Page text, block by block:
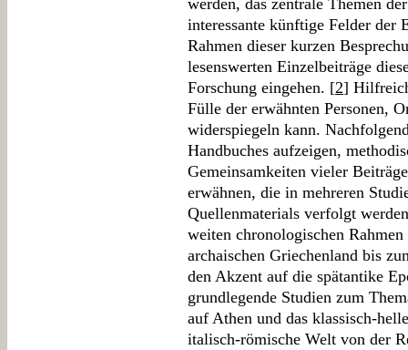
werden, das zentrale Themen
interessante künftige Felder
Rahmen dieser kurzen
lesenswerten Einzelbeiträge
Forschung eingehen. [2]
Fülle der erwähnten Personen,
widerspiegeln kann.
Handbuches aufzeigen,
Gemeinsamkeiten vieler
erwähnen, die in mehreren
Quellenmaterials verfolgt
weiten chronologischen
archaischen Griechenland bis
den Akzent auf die spätantike
grundlegende Studien zum
auf Athen und das klassisch-
italisch-römische Welt von der